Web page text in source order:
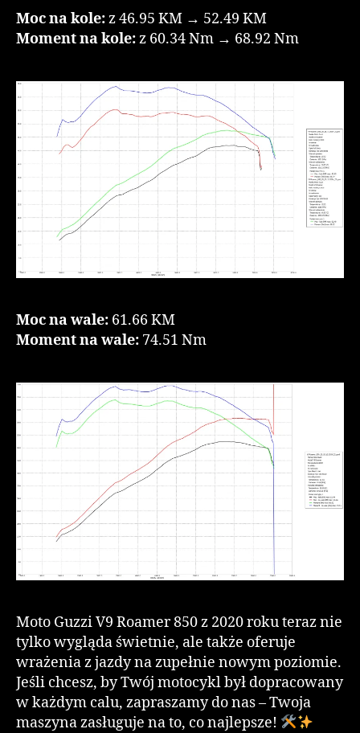
Moc na kole:z 46.95 KM → 52.49 KM
Moment na kole:z 60.34 Nm → 68.92 Nm
Moc na wale: 61.66 KM
Moment na wale: 74.51 Nm
Moto Guzzi V9 Roamer 850 z 2020 roku teraz nie
tylko wygląda świetnie, ale także oferuje
wrażenia z jazdy na zupełnie nowym poziomie.
Jeśli chcesz, by Twój motocykl był dopracowany
w każdym calu, zapraszamy do nas – Twoja
maszyna zasługuje na to, co najlepsze!